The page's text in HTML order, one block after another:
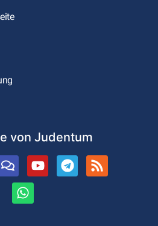
von Judentum